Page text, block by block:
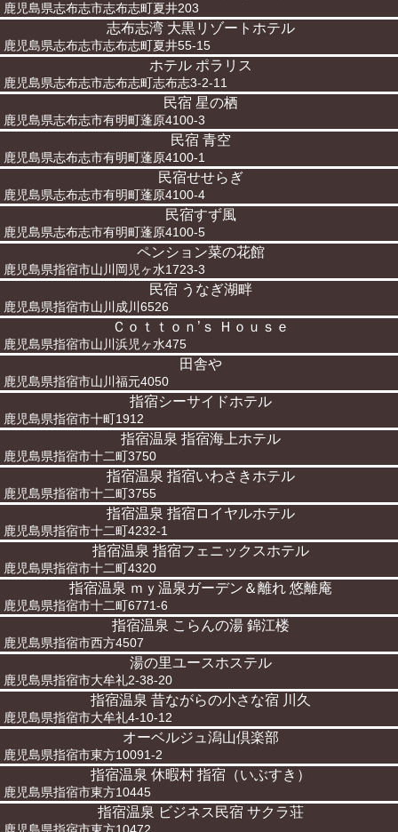
鹿児島県志布志市志布志町夏井203
志布志湾 大黒リゾートホテル
鹿児島県志布志市志布志町夏井55-15
ホテル ポラリス
鹿児島県志布志市志布志町志布志3-2-11
民宿 星の栖
鹿児島県志布志市有明町蓬原4100-3
民宿 青空
鹿児島県志布志市有明町蓬原4100-1
民宿せせらぎ
鹿児島県志布志市有明町蓬原4100-4
民宿すず風
鹿児島県志布志市有明町蓬原4100-5
ペンション菜の花館
鹿児島県指宿市山川岡児ヶ水1723-3
民宿 うなぎ湖畔
鹿児島県指宿市山川成川6526
Ｃｏｔｔｏｎ’ｓ Ｈｏｕｓｅ
鹿児島県指宿市山川浜児ヶ水475
田舎や
鹿児島県指宿市山川福元4050
指宿シーサイドホテル
鹿児島県指宿市十町1912
指宿温泉 指宿海上ホテル
鹿児島県指宿市十二町3750
指宿温泉 指宿いわさきホテル
鹿児島県指宿市十二町3755
指宿温泉 指宿ロイヤルホテル
鹿児島県指宿市十二町4232-1
指宿温泉 指宿フェニックスホテル
鹿児島県指宿市十二町4320
指宿温泉 ｍｙ温泉ガーデン＆離れ 悠離庵
鹿児島県指宿市十二町6771-6
指宿温泉 こらんの湯 錦江楼
鹿児島県指宿市西方4507
湯の里ユースホステル
鹿児島県指宿市大牟礼2-38-20
指宿温泉 昔ながらの小さな宿 川久
鹿児島県指宿市大牟礼4-10-12
オーベルジュ潟山倶楽部
鹿児島県指宿市東方10091-2
指宿温泉 休暇村 指宿（いぶすき）
鹿児島県指宿市東方10445
指宿温泉 ビジネス民宿 サクラ荘